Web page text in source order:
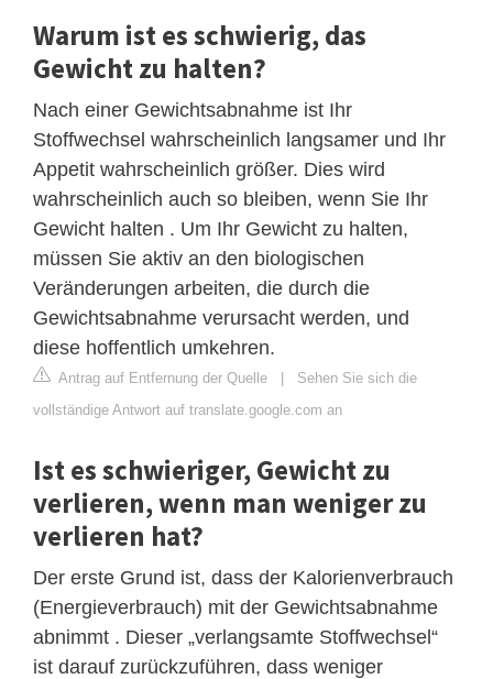
Warum ist es schwierig, das
Gewicht zu halten?
Nach einer Gewichtsabnahme ist Ihr
Stoffwechsel wahrscheinlich langsamer und Ihr
Appetit wahrscheinlich größer. Dies wird
wahrscheinlich auch so bleiben, wenn Sie Ihr
Gewicht halten . Um Ihr Gewicht zu halten,
müssen Sie aktiv an den biologischen
Veränderungen arbeiten, die durch die
Gewichtsabnahme verursacht werden, und
diese hoffentlich umkehren.
Antrag auf Entfernung der Quelle | Sehen Sie sich die
vollständige Antwort auf translate.google.com an
Ist es schwieriger, Gewicht zu
verlieren, wenn man weniger zu
verlieren hat?
Der erste Grund ist, dass der Kalorienverbrauch
(Energieverbrauch) mit der Gewichtsabnahme
abnimmt . Dieser „verlangsamte Stoffwechsel“
ist darauf zurückzuführen, dass weniger